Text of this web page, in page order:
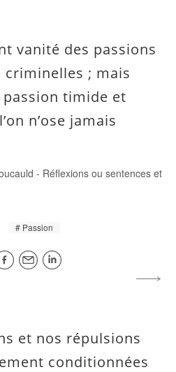
vanité des passions
criminelles ; mais
passion timide et
n’ose jamais
- Réflexions ou sentences et
Passion
et nos répulsions
conditionnées